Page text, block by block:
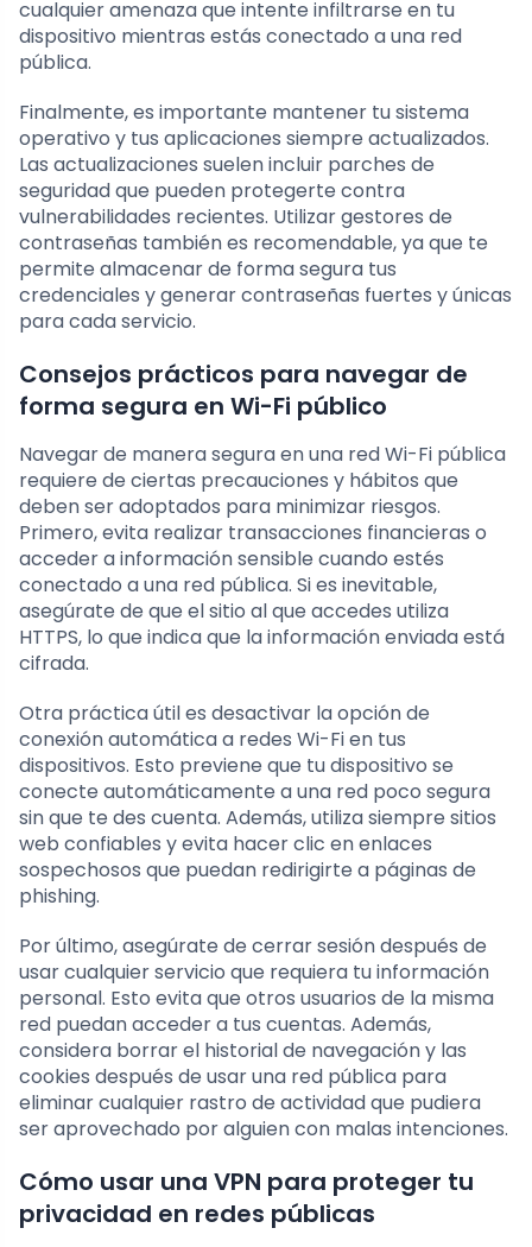
cualquier amenaza que intente infiltrarse en tu
dispositivo mientras estás conectado a una red
pública.
Finalmente, es importante mantener tu sistema
operativo y tus aplicaciones siempre actualizados.
Las actualizaciones suelen incluir parches de
seguridad que pueden protegerte contra
vulnerabilidades recientes. Utilizar gestores de
contraseñas también es recomendable, ya que te
permite almacenar de forma segura tus
credenciales y generar contraseñas fuertes y únicas
para cada servicio.
Consejos prácticos para navegar de
forma segura en Wi-Fi público
Navegar de manera segura en una red Wi-Fi pública
requiere de ciertas precauciones y hábitos que
deben ser adoptados para minimizar riesgos.
Primero, evita realizar transacciones financieras o
acceder a información sensible cuando estés
conectado a una red pública. Si es inevitable,
asegúrate de que el sitio al que accedes utiliza
HTTPS, lo que indica que la información enviada está
cifrada.
Otra práctica útil es desactivar la opción de
conexión automática a redes Wi-Fi en tus
dispositivos. Esto previene que tu dispositivo se
conecte automáticamente a una red poco segura
sin que te des cuenta. Además, utiliza siempre sitios
web confiables y evita hacer clic en enlaces
sospechosos que puedan redirigirte a páginas de
phishing.
Por último, asegúrate de cerrar sesión después de
usar cualquier servicio que requiera tu información
personal. Esto evita que otros usuarios de la misma
red puedan acceder a tus cuentas. Además,
considera borrar el historial de navegación y las
cookies después de usar una red pública para
eliminar cualquier rastro de actividad que pudiera
ser aprovechado por alguien con malas intenciones.
Cómo usar una VPN para proteger tu
privacidad en redes públicas